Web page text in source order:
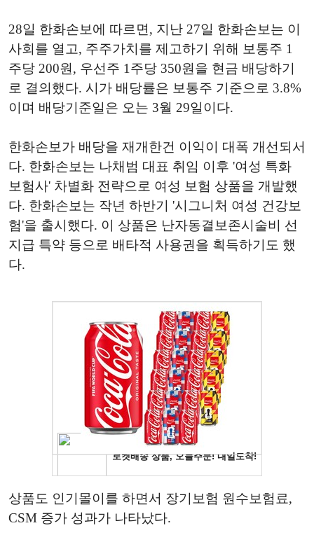
28일 한화손보에 따르면, 지난 27일 한화손보는 이
사회를 열고, 주주가치를 제고하기 위해 보통주 1
주당 200원, 우선주 1주당 350원을 현금 배당하기
로 결의했다. 시가 배당률은 보통주 기준으로 3.8%
이며 배당기준일은 오는 3월 29일이다.
한화손보가 배당을 재개한건 이익이 대폭 개선되서
다. 한화손보는 나채범 대표 취임 이후 '여성 특화
보험사' 차별화 전략으로 여성 보험 상품을 개발했
다. 한화손보는 작년 하반기 '시그니처 여성 건강보
험'을 출시했다. 이 상품은 난자동결보존시술비 선
지급 특약 등으로 배타적 사용권을 획득하기도 했
다.
상품도 인기몰이를 하면서 장기보험 원수보험료,
CSM 증가 성과가 나타났다.